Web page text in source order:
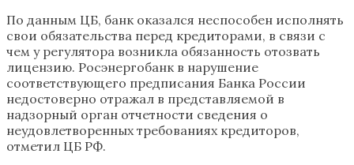
По данным ЦБ, банк оказался неспособен исполнять
свои обязательства перед кредиторами, в связи с
чем у регулятора возникла обязанность отозвать
лицензию. Росэнергобанк в нарушение
соответствующего предписания Банка России
недостоверно отражал в представляемой в
надзорный орган отчетности сведения о
неудовлетворенных требованиях кредиторов,
отметил ЦБ РФ.